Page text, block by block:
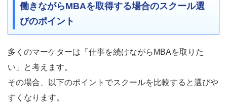
働きながらMBAを取得する場合のスクール選
びのポイント
多くのマーケターは「仕事を続けながらMBAを取りた
い」と考えます。
その場合、以下のポイントでスクールを比較すると選びや
すくなります。